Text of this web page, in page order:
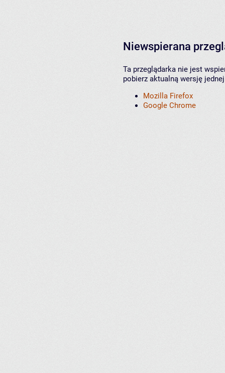
Niewspierana
Ta przeglądarka nie jest
pobierz aktualną wersję
Mozilla Firefox
Google Chrome